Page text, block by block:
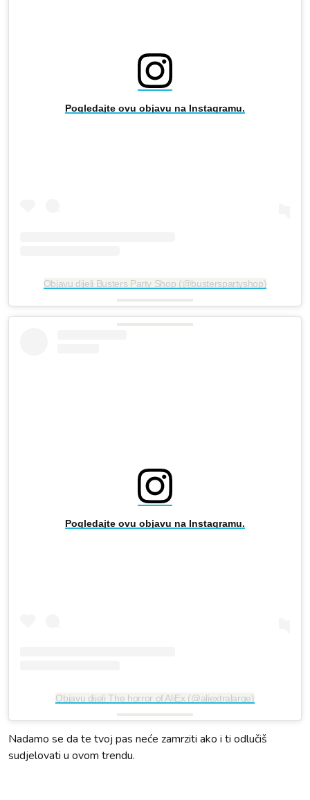
Pogledajte ovu objavu na Instagramu.
Objavu dijeli Busters Party Shop (@busterspartyshop)
Pogledajte ovu objavu na Instagramu.
Objavu dijeli The horror of AliEx (@aliextralarge)
Nadamo se da te tvoj pas neće zamrziti ako i ti odlučiš
sudjelovati u ovom trendu.